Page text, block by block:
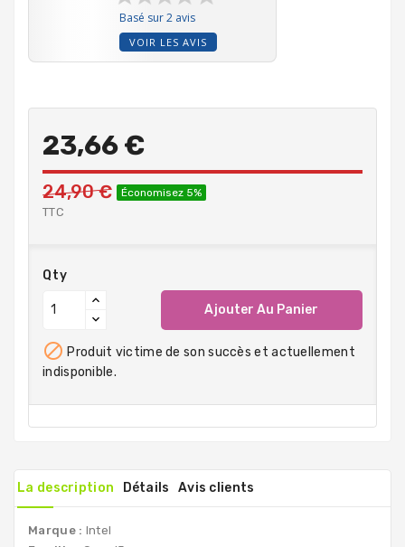
Basé sur 2 avis
VOIR LES AVIS
23,66 €
24,90 € Économisez 5%
TTC
Qty
Ajouter Au Panier
 Produit victime de son succès et actuellement
indisponible.
La description Détails Avis clients
Marque : Intel